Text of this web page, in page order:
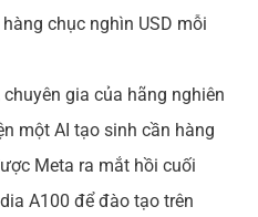
chục nghìn USD mỗi
gia của hãng nghiên
một AI tạo sinh cần hàng
Meta ra mắt hồi cuối
A100 để đào tạo trên